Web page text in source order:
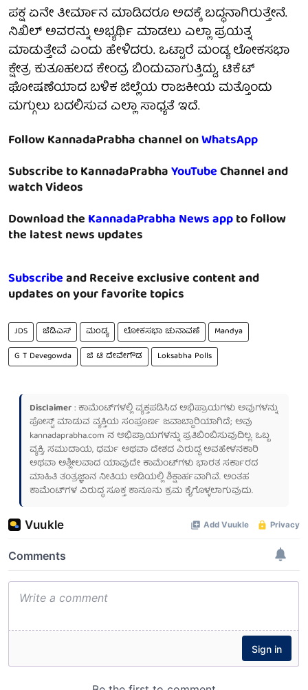
ಪಕ್ಷ ಏನೇ ತೀರ್ಮಾನ ಮಾಡಿದರೂ ಅದಕ್ಕೆ ಬದ್ಧನಾಗಿರುತ್ತೇನೆ.
ನಿಖಿಲ್ ಅವರನ್ನು ಅಭ್ಯರ್ಥಿ ಮಾಡಲು ಎಲ್ಲಾ ಪ್ರಯತ್ನ
ಮಾಡುತ್ತೇವೆ ಎಂದು ಹೇಳಿದರು. ಒಟ್ಟಾರೆ ಮಂಡ್ಯ ಲೋಕಸಭಾ
ಕ್ಷೇತ್ರ ಕುತೂಹಲದ ಕೇಂದ್ರ ಬಿಂದುವಾಗುತ್ತಿದ್ದು, ಟಿಕೆಟ್
ಘೋಷಣೆಯಾದ ಬಳಿಕ ಜಿಲ್ಲೆಯ ರಾಜಕೀಯ ಮತ್ತೊಂದು
ಮಗ್ಗುಲು ಬದಲಿಸುವ ಎಲ್ಲಾ ಸಾಧ್ಯತೆ ಇದೆ.
Follow KannadaPrabha channel onWhatsApp
Subscribe to KannadaPrabhaYouTubeChannel and
watch Videos
Download theKannadaPrabha News appto follow
the latest news updates
Subscribeand Receive exclusive content and
updates on your favorite topics
JDS ಜೆಡಿಎಸ್ ಮಂಡ್ಯ ಲೋಕಸಭಾ ಚುನಾವಣೆ
Mandya
G T Devegowda
ಜಿ ಟಿ ದೇವೇಗೌಡ Loksabha Polls
Disclaimer: ಕಾಮೆಂಟ್‌ಗಳಲ್ಲಿ ವ್ಯಕ್ತಪಡಿಸಿದ ಅಭಿಪ್ರಾಯಗಳು ಅವುಗಳನ್ನು
ಪೋಸ್ಟ್ ಮಾಡುವ ವ್ಯಕ್ತಿಯ ಸಂಪೂರ್ಣ ಜವಾಬ್ದಾರಿಯಾಗಿದೆ; ಅವು
kannadaprabha.com ನ ಅಭಿಪ್ರಾಯಗಳನ್ನು ಪ್ರತಿಬಿಂಬಿಸುವುದಿಲ್ಲ. ಒಬ್ಬ
ವ್ಯಕ್ತಿ, ಸಮುದಾಯ, ಧರ್ಮ ಅಥವಾ ದೇಶದ ವಿರುದ್ಧ ಅವಹೇಳನಕಾರಿ
ಅಥವಾ ಅಶ್ಲೀಲವಾದ ಯಾವುದೇ ಕಾಮೆಂಟ್‌ಗಳು ಭಾರತ ಸರ್ಕಾರದ
ಮಾಹಿತಿ ತಂತ್ರಜ್ಞಾನ ನೀತಿಯ ಅಡಿಯಲ್ಲಿ ಶಿಕ್ಷಾರ್ಹವಾಗಿವೆ. ಅಂತಹ
ಕಾಮೆಂಟ್‌ಗಳ ವಿರುದ್ಧ ಸೂಕ್ತ ಕಾನೂನು ಕ್ರಮ ಕೈಗೊಳ್ಳಲಾಗುವುದು.